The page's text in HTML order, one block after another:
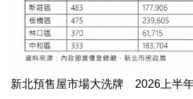
新北預售屋市場大洗牌 2026上半